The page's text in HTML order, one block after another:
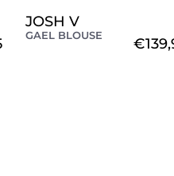
JOSH V
GAEL BLOUSE €